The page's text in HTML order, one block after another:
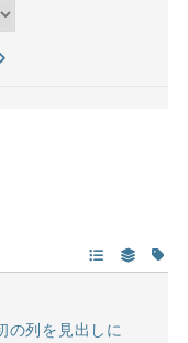
の列を見出しに